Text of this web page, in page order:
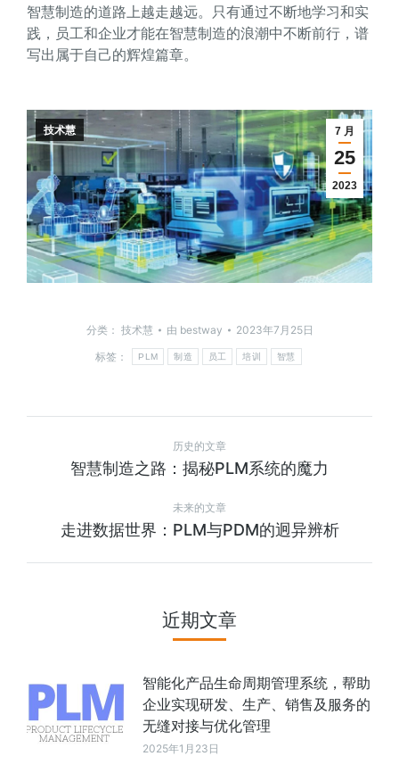
智慧制造的道路上越走越远。只有通过不断地学习和实
践，员工和企业才能在智慧制造的浪潮中不断前行，谱
写出属于自己的辉煌篇章。
7 月
25
2023
技术慧
分类： 技术慧 由 bestway
2023年7月25日
标签：
PLM 制造 员工 培训 智慧
历史的文章
智慧制造之路：揭秘PLM系统的魔力
未来的文章
走进数据世界：PLM与PDM的迥异辨析
近期文章
智能化产品生命周期管理系统，帮助
企业实现研发、生产、销售及服务的
无缝对接与优化管理
2025年1月23日